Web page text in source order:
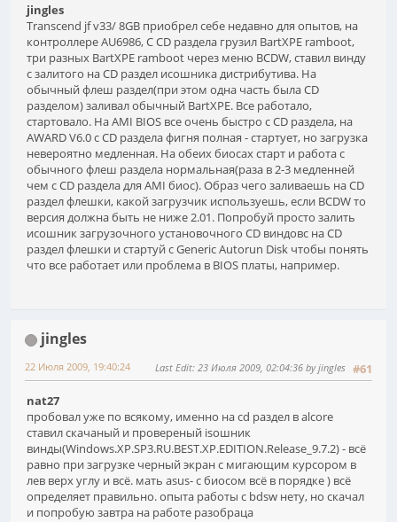
jingles
Transcend jf v33/ 8GB приобрел себе недавно для опытов, на
контроллере AU6986, С CD раздела грузил BartXPE ramboot,
три разных BartXPE ramboot через меню BCDW, ставил винду
с залитого на CD раздел исошника дистрибутива. На
обычный флеш раздел(при этом одна часть была CD
разделом) заливал обычный BartXPE. Все работало,
стартовало. На AMI BIOS все очень быстро с CD раздела, на
AWARD V6.0 с CD раздела фигня полная - стартует, но загрузка
невероятно медленная. На обеих биосах старт и работа с
обычного флеш раздела нормальная(раза в 2-3 медленней
чем с CD раздела для AMI биос). Образ чего заливаешь на CD
раздел флешки, какой загрузчик используешь, если BCDW то
версия должна быть не ниже 2.01. Попробуй просто залить
исошник загрузочного установочного CD виндовс на CD
раздел флешки и стартуй с Generic Autorun Disk чтобы понять
что все работает или проблема в BIOS платы, например.
jingles
#61
22 Июля 2009, 19:40:24 Last Edit: 23 Июля 2009, 02:04:36 by jingles
nat27
пробовал уже по всякому, именно на cd раздел в alcore
ставил скачаный и провереный isoшник
винды(Windows.XP.SP3.RU.BEST.XP.EDITION.Release_9.7.2) - всё
равно при загрузке черный экран с мигающим курсором в
лев верх углу и всё. мать asus- c биосом всё в порядке ) всё
определяет правильно. опыта работы с bdsw нету, но скачал
и попробую завтра на работе разобраца